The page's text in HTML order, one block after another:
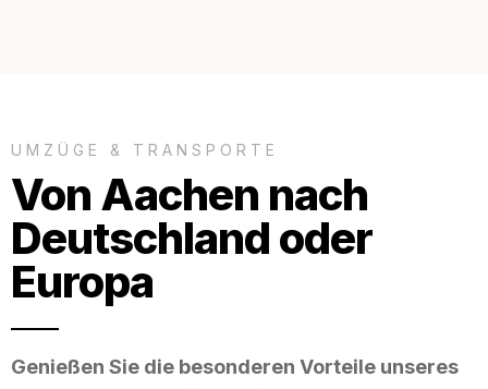
UMZÜGE & TRANSPORTE
Von Aachen nach
Deutschland oder
Europa
Genießen Sie die besonderen Vorteile unseres